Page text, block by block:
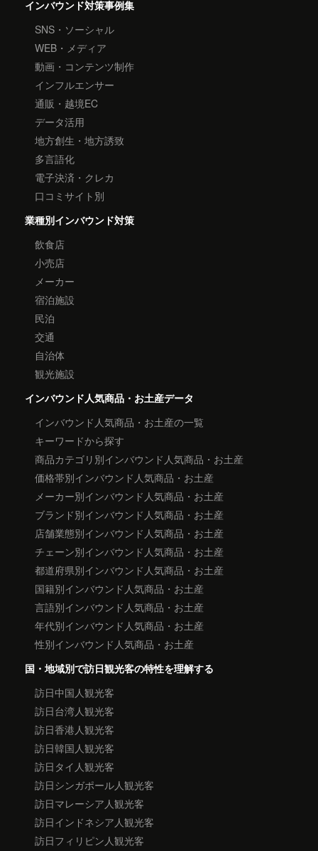
インバウンド対策事例集
SNS・ソーシャル
WEB・メディア
動画・コンテンツ制作
インフルエンサー
通販・越境EC
データ活用
地方創生・地方誘致
多言語化
電子決済・クレカ
口コミサイト別
業種別インバウンド対策
飲食店
小売店
メーカー
宿泊施設
民泊
交通
自治体
観光施設
インバウンド人気商品・お土産データ
インバウンド人気商品・お土産の一覧
キーワードから探す
商品カテゴリ別インバウンド人気商品・お土産
価格帯別インバウンド人気商品・お土産
メーカー別インバウンド人気商品・お土産
ブランド別インバウンド人気商品・お土産
店舗業態別インバウンド人気商品・お土産
チェーン別インバウンド人気商品・お土産
都道府県別インバウンド人気商品・お土産
国籍別インバウンド人気商品・お土産
言語別インバウンド人気商品・お土産
年代別インバウンド人気商品・お土産
性別インバウンド人気商品・お土産
国・地域別で訪日観光客の特性を理解する
訪日中国人観光客
訪日台湾人観光客
訪日香港人観光客
訪日韓国人観光客
訪日タイ人観光客
訪日シンガポール人観光客
訪日マレーシア人観光客
訪日インドネシア人観光客
訪日フィリピン人観光客